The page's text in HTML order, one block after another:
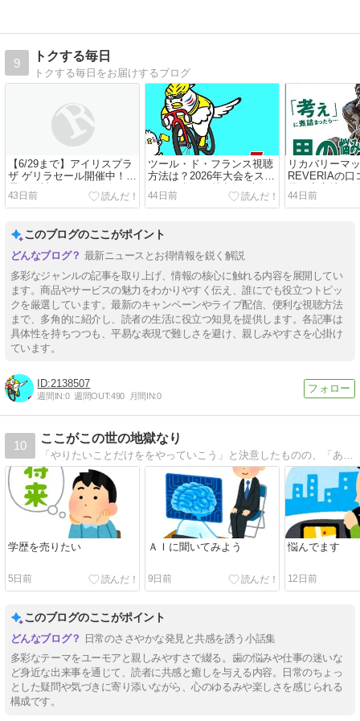
9
トクする毎日
トクする毎日をお届けするブログ
【6/29まで】アイリスプラ
ザ ゲリラセール開催中！家
電・飲料・パックご飯がお
得に買えるチャンス
43日前
ツール・ド・フランス視聴
方法は？2026年大会をスカ
パーで楽しむ魅力を解説！
44日前
リカバリーマ
REVERIAの口
果と寝心地を
44日前
このブログのここがポイント
最新ニュースとお得情報を鋭く解説
多彩なジャンルの記事を取り上げ、情報の核心に触れる内容を展開してい
ます。商品やサービスの魅力をわかりやすく伝え、誰にでも役立つトピッ
クを厳選しています。最新のキャンペーンやライブ配信、便利な視聴方法
まで、多角的に紹介し、読者の生活に役立つ知見を提供します。各記事は
具体性を持ちつつも、平易な表現で難しさを避け、親しみやすさを心掛け
ています。
2138507
週間IN:0 週間OUT:490 月間IN:0
10
ここがこの世の地獄なり
「やりたいことだけををやっていこう」と決意したものの、「あれっ何がやりたいんだっけ？」てなったオッサンが迷走しています。
学歴を売りたい
5日前
ＡＩに聞いてみよう
9日前
悩んでます
12日前
このブログのここがポイント
日常のささやかな発見と共感を誘う小話集
多彩なテーマをユーモアと親しみやすさで綴る。歯の悩みや仕事の迷いな
ど身近な出来事を通じて、読者に共感と癒しを与える内容。日常のちょっ
とした疑問や気づきに寄り添いながら、心のゆるみや楽しさを感じられる
構成です。